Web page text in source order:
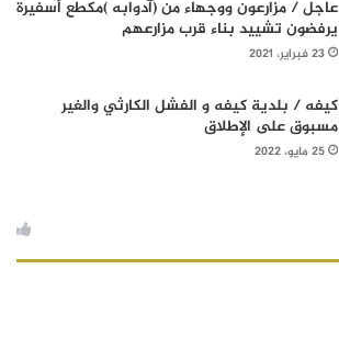
عاجل / مزارعون ووجهاء من (آدوابه )مكطع أسفيرة
يرفضون تشييد بناء قرب مزارعهم
23 فبراير، 2021
كيفه / بلدية كيفه و الفشل الكارثي والغير
مسبوق على الإطلاق
25 مايو، 2022